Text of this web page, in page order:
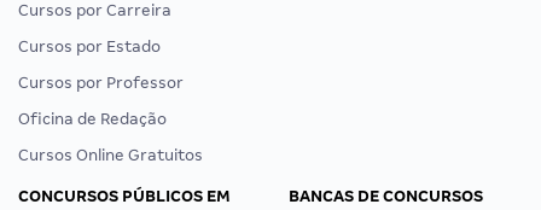
Cursos por Carreira
Cursos por Estado
Cursos por Professor
Oficina de Redação
Cursos Online Gratuitos
CONCURSOS PÚBLICOS EM
BANCAS DE CONCURSOS